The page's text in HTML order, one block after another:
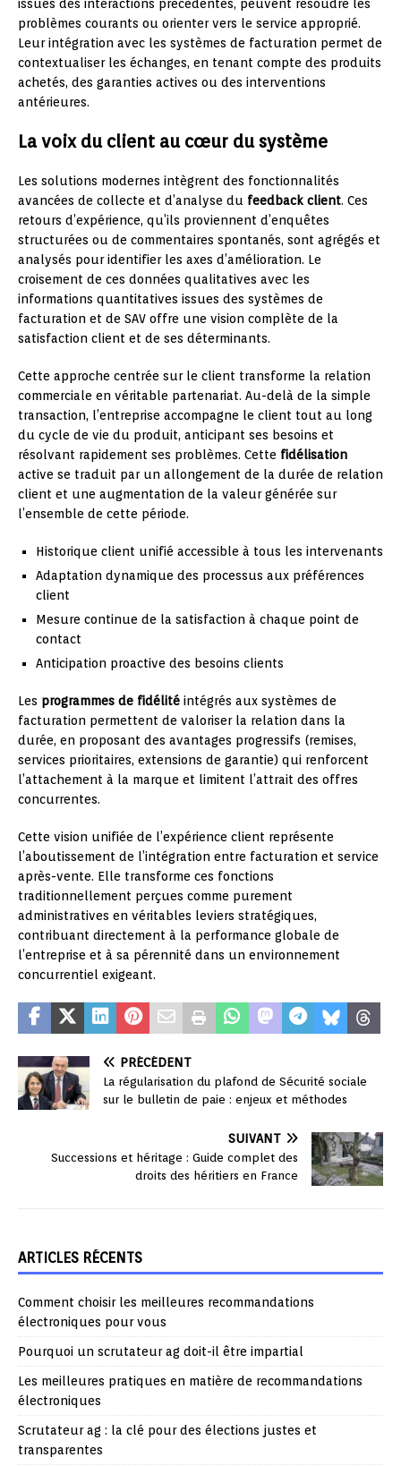
issues des interactions précédentes, peuvent résoudre les
problèmes courants ou orienter vers le service approprié.
Leur intégration avec les systèmes de facturation permet de
contextualiser les échanges, en tenant compte des produits
achetés, des garanties actives ou des interventions
antérieures.
La voix du client au cœur du système
Les solutions modernes intègrent des fonctionnalités
avancées de collecte et d’analyse du feedback client. Ces
retours d’expérience, qu’ils proviennent d’enquêtes
structurées ou de commentaires spontanés, sont agrégés et
analysés pour identifier les axes d’amélioration. Le
croisement de ces données qualitatives avec les
informations quantitatives issues des systèmes de
facturation et de SAV offre une vision complète de la
satisfaction client et de ses déterminants.
Cette approche centrée sur le client transforme la relation
commerciale en véritable partenariat. Au-delà de la simple
transaction, l’entreprise accompagne le client tout au long
du cycle de vie du produit, anticipant ses besoins et
résolvant rapidement ses problèmes. Cette fidélisation
active se traduit par un allongement de la durée de relation
client et une augmentation de la valeur générée sur
l’ensemble de cette période.
Historique client unifié accessible à tous les intervenants
Adaptation dynamique des processus aux préférences
client
Mesure continue de la satisfaction à chaque point de
contact
Anticipation proactive des besoins clients
Les programmes de fidélité intégrés aux systèmes de
facturation permettent de valoriser la relation dans la
durée, en proposant des avantages progressifs (remises,
services prioritaires, extensions de garantie) qui renforcent
l’attachement à la marque et limitent l’attrait des offres
concurrentes.
Cette vision unifiée de l’expérience client représente
l’aboutissement de l’intégration entre facturation et service
après-vente. Elle transforme ces fonctions
traditionnellement perçues comme purement
administratives en véritables leviers stratégiques,
contribuant directement à la performance globale de
l’entreprise et à sa pérennité dans un environnement
concurrentiel exigeant.
PRÉCÉDENT
La régularisation du plafond de Sécurité sociale
sur le bulletin de paie : enjeux et méthodes
SUIVANT
Successions et héritage : Guide complet des
droits des héritiers en France
ARTICLES RÉCENTS
Comment choisir les meilleures recommandations
électroniques pour vous
Pourquoi un scrutateur ag doit-il être impartial
Les meilleures pratiques en matière de recommandations
électroniques
Scrutateur ag : la clé pour des élections justes et
transparentes